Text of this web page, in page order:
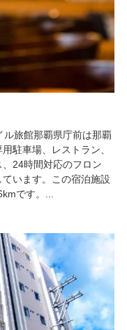
旅館那覇県庁前は那覇
駐車場、レストラン、
24時間対応のフロン
います。この宿泊施設
です。...